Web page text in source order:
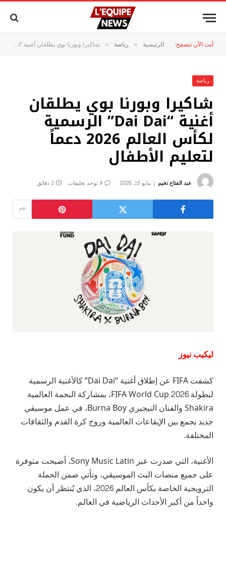
أنت الآن تتصفح: الرئيسية » رياضة » شاكيرا وبورنا بوي يطلقان أغنية “Dai Dai” الرسمية لكأس العالم 2026 دعماً لتعليم الأطفال
رياضة
شاكيرا وبورنا بوي يطلقان
أغنية “Dai Dai” الرسمية
لكأس العالم 2026 دعماً
لتعليم الأطفال
عبد الفتاح تخيم مايو 15, 2026 لا توجد تعليقات 2 دقائق
ليكيب نيوز
كشفت FIFA عن إطلاق أغنية “Dai Dai” كالأغنية الرسمية
لبطولة FIFA World Cup 2026، بمشاركة النجمة العالمية
Shakira والفنان النيجيري Burna Boy، في عمل موسيقي
جديد يجمع بين الإيقاعات العالمية وروح كرة القدم والثقافات
المختلفة.
الأغنية، التي صدرت عبر Sony Music Latin، أصبحت متوفرة
على جميع منصات البث الموسيقي، وتأتي ضمن الحملة
الترويجية الخاصة بكأس العالم 2026، الذي يُنتظر أن يكون
واحداً من أكبر الأحداث الرياضية في العالم.